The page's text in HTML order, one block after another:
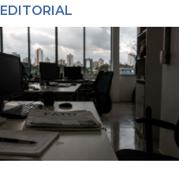
EDITORIAL